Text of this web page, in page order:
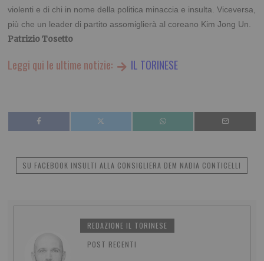
violenti e di chi in nome della politica minaccia e insulta. Viceversa,
più che un leader di partito assomiglierà al coreano Kim Jong Un.
Patrizio Tosetto
Leggi qui le ultime notizie: IL TORINESE
SU FACEBOOK INSULTI ALLA CONSIGLIERA DEM NADIA CONTICELLI
REDAZIONE IL TORINESE
POST RECENTI